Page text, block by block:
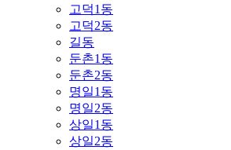
고덕1동
고덕2동
길동
둔촌1동
둔촌2동
명일1동
명일2동
상일1동
상일2동